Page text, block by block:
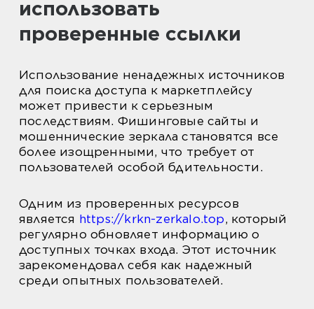
использовать
проверенные ссылки
Использование ненадежных источников
для поиска доступа к маркетплейсу
может привести к серьезным
последствиям. Фишинговые сайты и
мошеннические зеркала становятся все
более изощренными, что требует от
пользователей особой бдительности.
Одним из проверенных ресурсов
является https://krkn-zerkalo.top, который
регулярно обновляет информацию о
доступных точках входа. Этот источник
зарекомендовал себя как надежный
среди опытных пользователей.